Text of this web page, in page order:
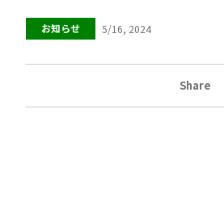
お知らせ 5/16, 2024
Share